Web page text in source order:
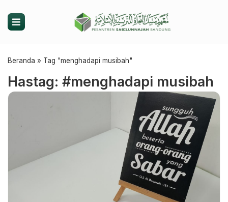
Beranda » Tag "menghadapi musibah"
Hastag: #menghadapi musibah